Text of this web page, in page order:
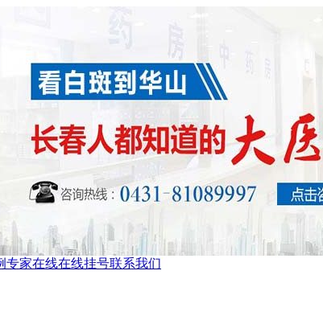
专家在线在线挂号联系我们